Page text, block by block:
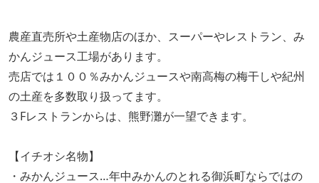
農産直売所や土産物店のほか、スーパーやレストラン、み
かんジュース工場があります。
売店では１００％みかんジュースや南高梅の梅干しや紀州
の土産を多数取り扱ってます。
３Fレストランからは、熊野灘が一望できます。
【イチオシ名物】
・みかんジュース…年中みかんのとれる御浜町ならではの